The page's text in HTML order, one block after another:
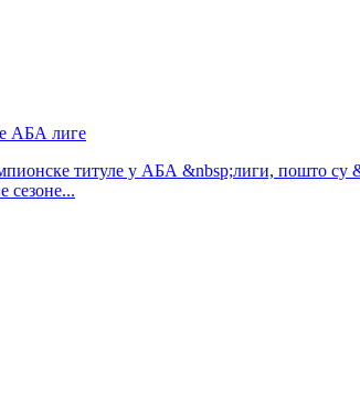
АБА лиге
титуле у АБА &nbsp;лиги, пошто су
сезоне...